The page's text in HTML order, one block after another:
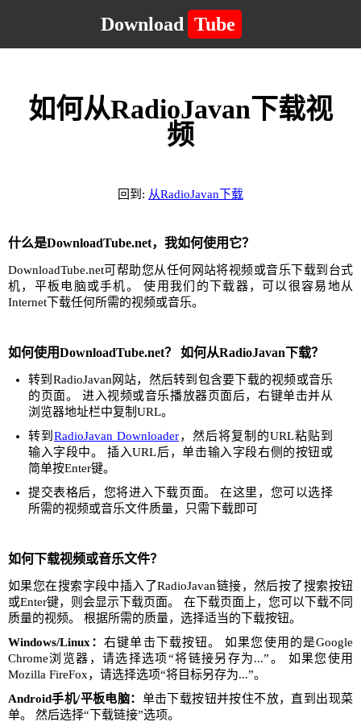
Download Tube
如何从RadioJavan下载视
频
回到: 从RadioJavan下载
什么是DownloadTube.net，我如何使用它？
DownloadTube.net可帮助您从任何网站将视频或音乐下载到台式
机，平板电脑或手机。 使用我们的下载器，可以很容易地从
Internet下载任何所需的视频或音乐。
如何使用DownloadTube.net？ 如何从RadioJavan下载？
转到RadioJavan网站，然后转到包含要下载的视频或音乐
的页面。 进入视频或音乐播放器页面后，右键单击并从
浏览器地址栏中复制URL。
转到 RadioJavan Downloader，然后将复制的URL粘贴到
输入字段中。 插入URL后，单击输入字段右侧的按钮或
简单按Enter键。
提交表格后，您将进入下载页面。 在这里，您可以选择
所需的视频或音乐文件质量，只需下载即可
如何下载视频或音乐文件？
如果您在搜索字段中插入了RadioJavan链接，然后按了搜索按钮
或Enter键，则会显示下载页面。 在下载页面上，您可以下载不同
质量的视频。 根据所需的质量，选择适当的下载按钮。
Windows/Linux：右键单击下载按钮。 如果您使用的是Google
Chrome浏览器，请选择选项“将链接另存为...”。 如果您使用
Mozilla FireFox，请选择选项“将目标另存为...”。
Android手机/平板电脑： 单击下载按钮并按住不放，直到出现菜
单。 然后选择“下载链接”选项。